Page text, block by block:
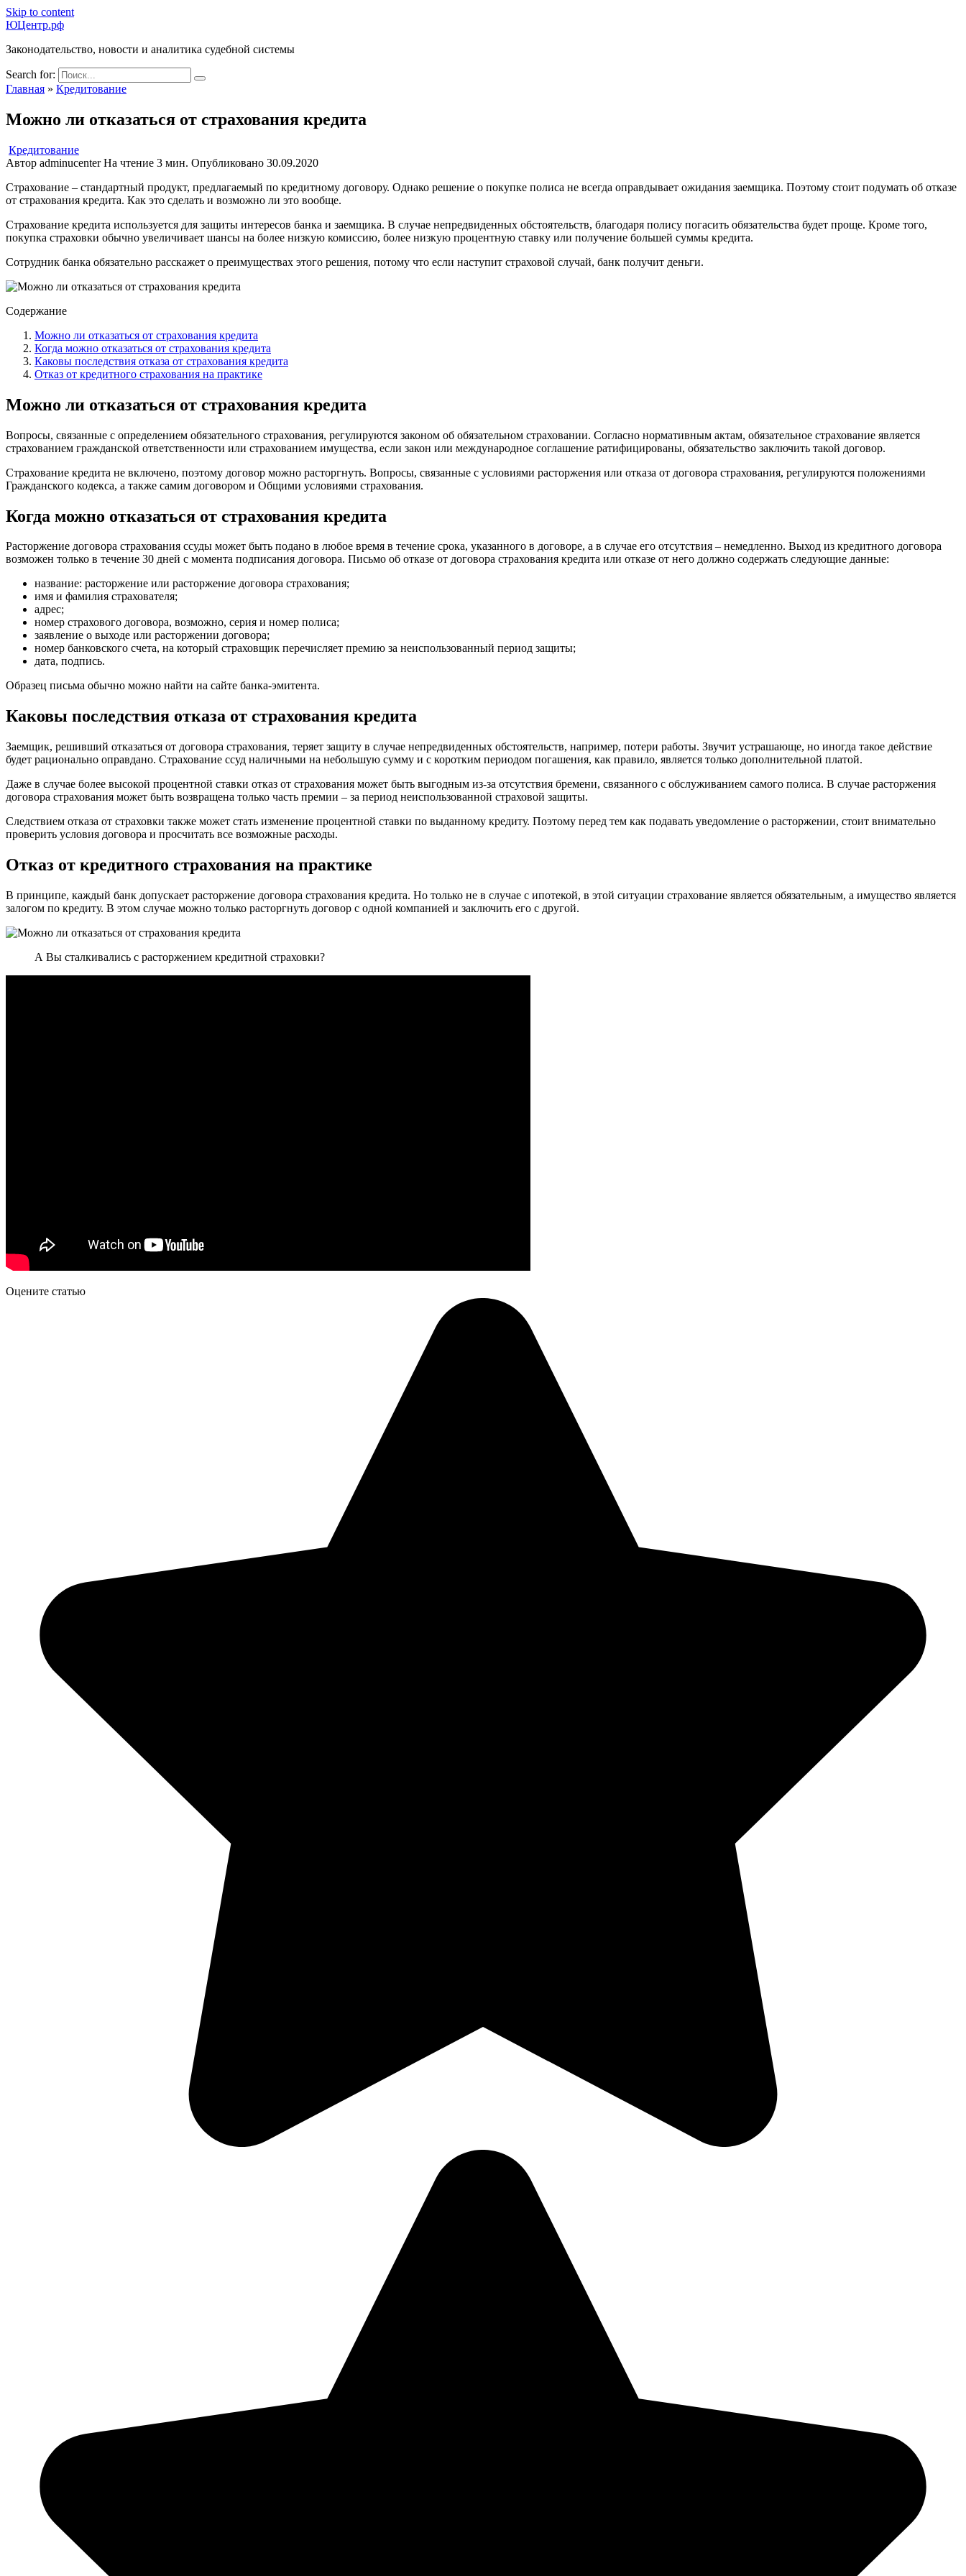
Skip to content
ЮЦентр.рф
Законодательство, новости и аналитика судебной системы
Search for:
Главная » Кредитование
Можно ли отказаться от страхования кредита
Кредитование
Автор adminucenter На чтение 3 мин. Опубликовано 30.09.2020
Страхование – стандартный продукт, предлагаемый по кредитному договору. Однако решение о покупке полиса не всегда оправдывает ожидания заемщика. Поэтому стоит подумать об отказе
от страхования кредита. Как это сделать и возможно ли это вообще.
Страхование кредита используется для защиты интересов банка и заемщика. В случае непредвиденных обстоятельств, благодаря полису погасить обязательства будет проще. Кроме того,
покупка страховки обычно увеличивает шансы на более низкую комиссию, более низкую процентную ставку или получение большей суммы кредита.
Сотрудник банка обязательно расскажет о преимуществах этого решения, потому что если наступит страховой случай, банк получит деньги.
Содержание
Можно ли отказаться от страхования кредита
Когда можно отказаться от страхования кредита
Каковы последствия отказа от страхования кредита
Отказ от кредитного страхования на практике
Можно ли отказаться от страхования кредита
Вопросы, связанные с определением обязательного страхования, регулируются законом об обязательном страховании. Согласно нормативным актам, обязательное страхование является
страхованием гражданской ответственности или страхованием имущества, если закон или международное соглашение ратифицированы, обязательство заключить такой договор.
Страхование кредита не включено, поэтому договор можно расторгнуть. Вопросы, связанные с условиями расторжения или отказа от договора страхования, регулируются положениями
Гражданского кодекса, а также самим договором и Общими условиями страхования.
Когда можно отказаться от страхования кредита
Расторжение договора страхования ссуды может быть подано в любое время в течение срока, указанного в договоре, а в случае его отсутствия – немедленно. Выход из кредитного договора
возможен только в течение 30 дней с момента подписания договора. Письмо об отказе от договора страхования кредита или отказе от него должно содержать следующие данные:
название: расторжение или расторжение договора страхования;
имя и фамилия страхователя;
адрес;
номер страхового договора, возможно, серия и номер полиса;
заявление о выходе или расторжении договора;
номер банковского счета, на который страховщик перечисляет премию за неиспользованный период защиты;
дата, подпись.
Образец письма обычно можно найти на сайте банка-эмитента.
Каковы последствия отказа от страхования кредита
Заемщик, решивший отказаться от договора страхования, теряет защиту в случае непредвиденных обстоятельств, например, потери работы. Звучит устрашающе, но иногда такое действие
будет рационально оправдано. Страхование ссуд наличными на небольшую сумму и с коротким периодом погашения, как правило, является только дополнительной платой.
Даже в случае более высокой процентной ставки отказ от страхования может быть выгодным из-за отсутствия бремени, связанного с обслуживанием самого полиса. В случае расторжения
договора страхования может быть возвращена только часть премии – за период неиспользованной страховой защиты.
Следствием отказа от страховки также может стать изменение процентной ставки по выданному кредиту. Поэтому перед тем как подавать уведомление о расторжении, стоит внимательно
проверить условия договора и просчитать все возможные расходы.
Отказ от кредитного страхования на практике
В принципе, каждый банк допускает расторжение договора страхования кредита. Но только не в случае с ипотекой, в этой ситуации страхование является обязательным, а имущество является
залогом по кредиту. В этом случае можно только расторгнуть договор с одной компанией и заключить его с другой.
А Вы сталкивались с расторжением кредитной страховки?
Оцените статью